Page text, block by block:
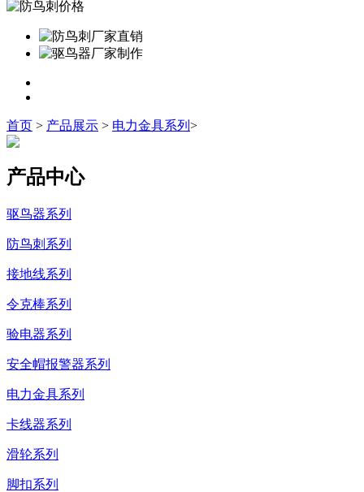
首页 > 产品展示 > 电力金具系列 >
产品中心
驱鸟器系列
防鸟刺系列
接地线系列
令克棒系列
验电器系列
安全帽报警器系列
电力金具系列
卡线器系列
滑轮系列
脚扣系列